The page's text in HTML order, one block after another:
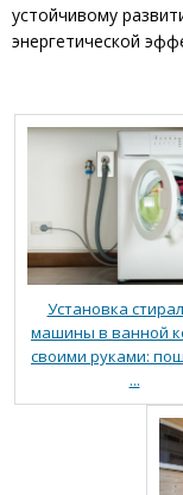
устойчивому
энергетической
Установка
машины в ванной
своими руками:
...